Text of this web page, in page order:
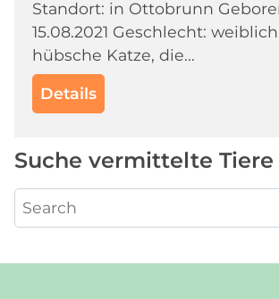
Standort: in Ottobrunn
15.08.2021 Geschlecht:
hübsche Katze, die...
Details
Suche vermittelte Tiere